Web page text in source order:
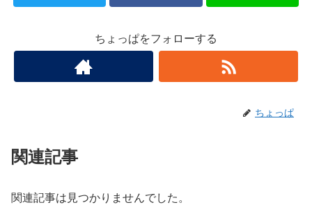
ちょっぱをフォローする
ちょっぱ
関連記事
関連記事は見つかりませんでした。